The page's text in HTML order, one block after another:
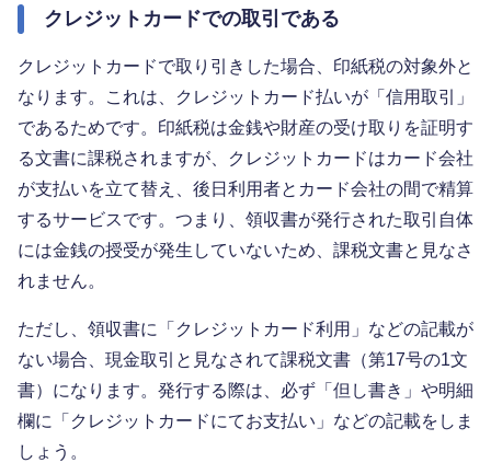
クレジットカードでの取引である
クレジットカードで取り引きした場合、印紙税の対象外と
なります。これは、クレジットカード払いが「信用取引」
であるためです。印紙税は金銭や財産の受け取りを証明す
る文書に課税されますが、クレジットカードはカード会社
が支払いを立て替え、後日利用者とカード会社の間で精算
するサービスです。つまり、領収書が発行された取引自体
には金銭の授受が発生していないため、課税文書と見なさ
れません。
ただし、領収書に「クレジットカード利用」などの記載が
ない場合、現金取引と見なされて課税文書（第17号の1文
書）になります。発行する際は、必ず「但し書き」や明細
欄に「クレジットカードにてお支払い」などの記載をしま
しょう。